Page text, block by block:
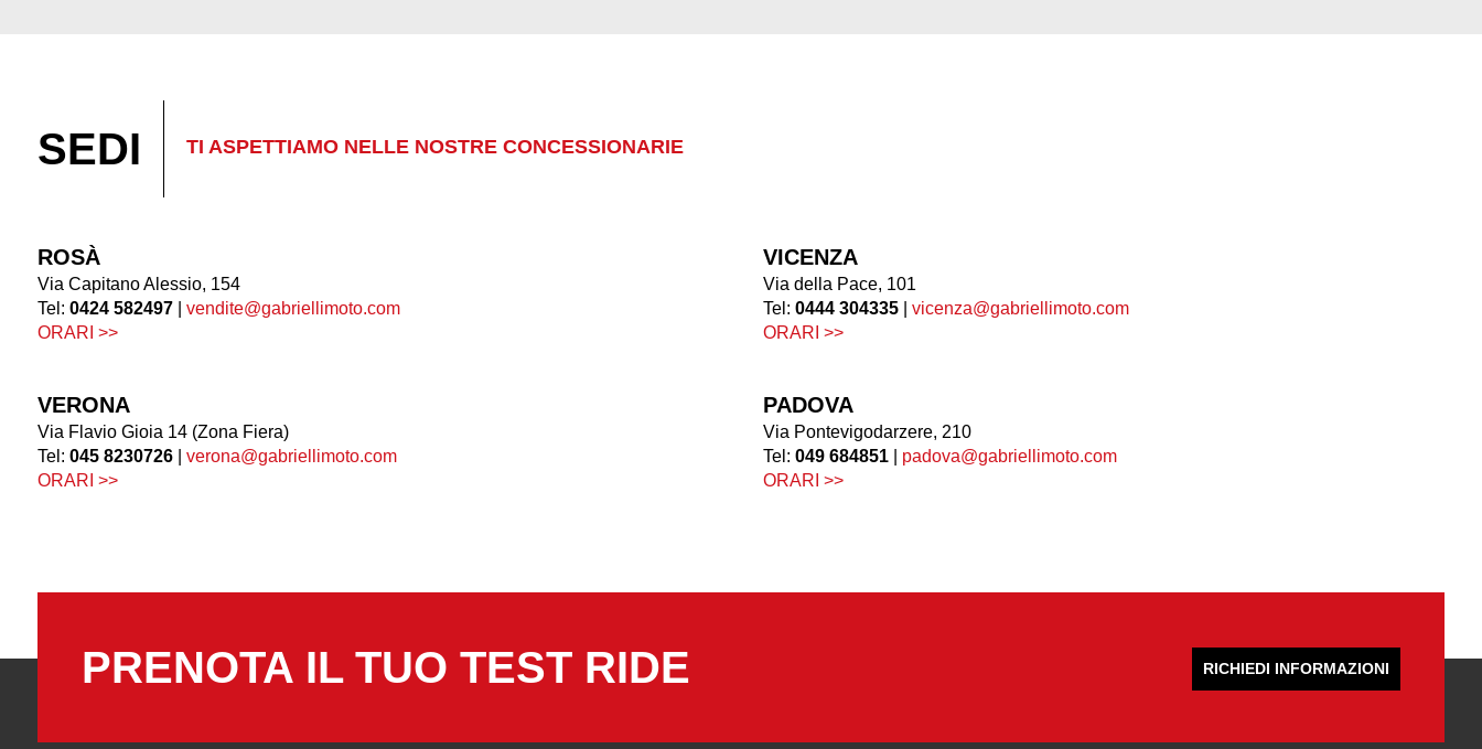
SEDI TI ASPETTIAMO NELLE NOSTRE CONCESSIONARIE
ROSÀ
Via Capitano Alessio, 154
Tel: 0424 582497| vendite@gabriellimoto.com
ORARI >>
VICENZA
Via della Pace, 101
Tel: 0444 304335| vicenza@gabriellimoto.com
ORARI >>
VERONA
Via Flavio Gioia 14 (Zona Fiera)
Tel: 045 8230726| verona@gabriellimoto.com
ORARI >>
PADOVA
Via Pontevigodarzere, 210
Tel: 049 684851| padova@gabriellimoto.com
ORARI >>
PRENOTA IL TUO TEST RIDE RICHIEDI INFORMAZIONI